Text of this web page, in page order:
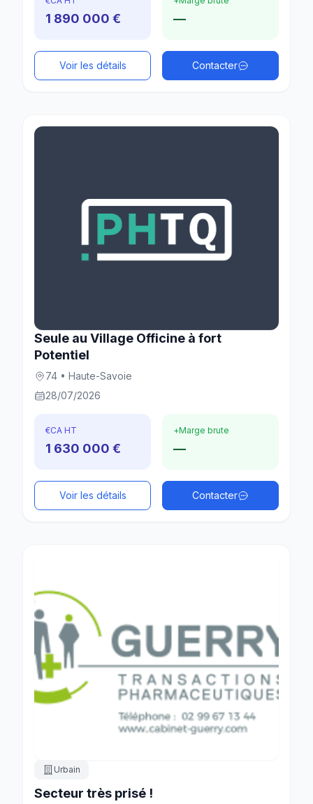
1 890 000 € —
Voir les détails Contacter
Seule au Village Officine à fort
Potentiel
74 • Haute-Savoie
28/07/2026
€CA HT
1 630 000 €
+Marge brute
—
Voir les détails Contacter
Urbain
Secteur très prisé !